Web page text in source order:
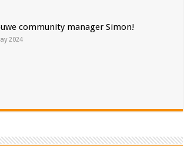
community manager Simon!
2024